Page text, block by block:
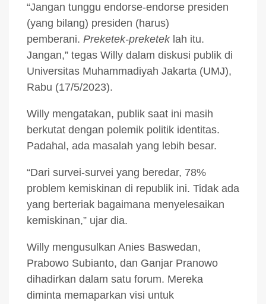
“Jangan tunggu endorse-endorse presiden
(yang bilang) presiden (harus)
pemberani. Preketek-preketeklah itu.
Jangan,” tegas Willy dalam diskusi publik di
Universitas Muhammadiyah Jakarta (UMJ),
Rabu (17/5/2023).
Willy mengatakan, publik saat ini masih
berkutat dengan polemik politik identitas.
Padahal, ada masalah yang lebih besar.
“Dari survei-survei yang beredar, 78%
problem kemiskinan di republik ini. Tidak ada
yang berteriak bagaimana menyelesaikan
kemiskinan,” ujar dia.
Willy mengusulkan Anies Baswedan,
Prabowo Subianto, dan Ganjar Pranowo
dihadirkan dalam satu forum. Mereka
diminta memaparkan visi untuk